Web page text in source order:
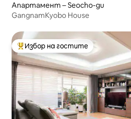
Апартамент – Seocho-gu
GangnamKyobo House
Най-популярен избор на гостите
Избор на гостите